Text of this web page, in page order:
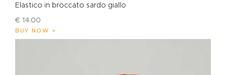
Elastico in broccato sardo giallo
€ 14.00
BUY NOW